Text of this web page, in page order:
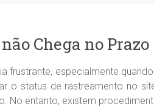
Chega no Prazo
frustrante, especialmente
o status de rastreamento no
entanto, existem